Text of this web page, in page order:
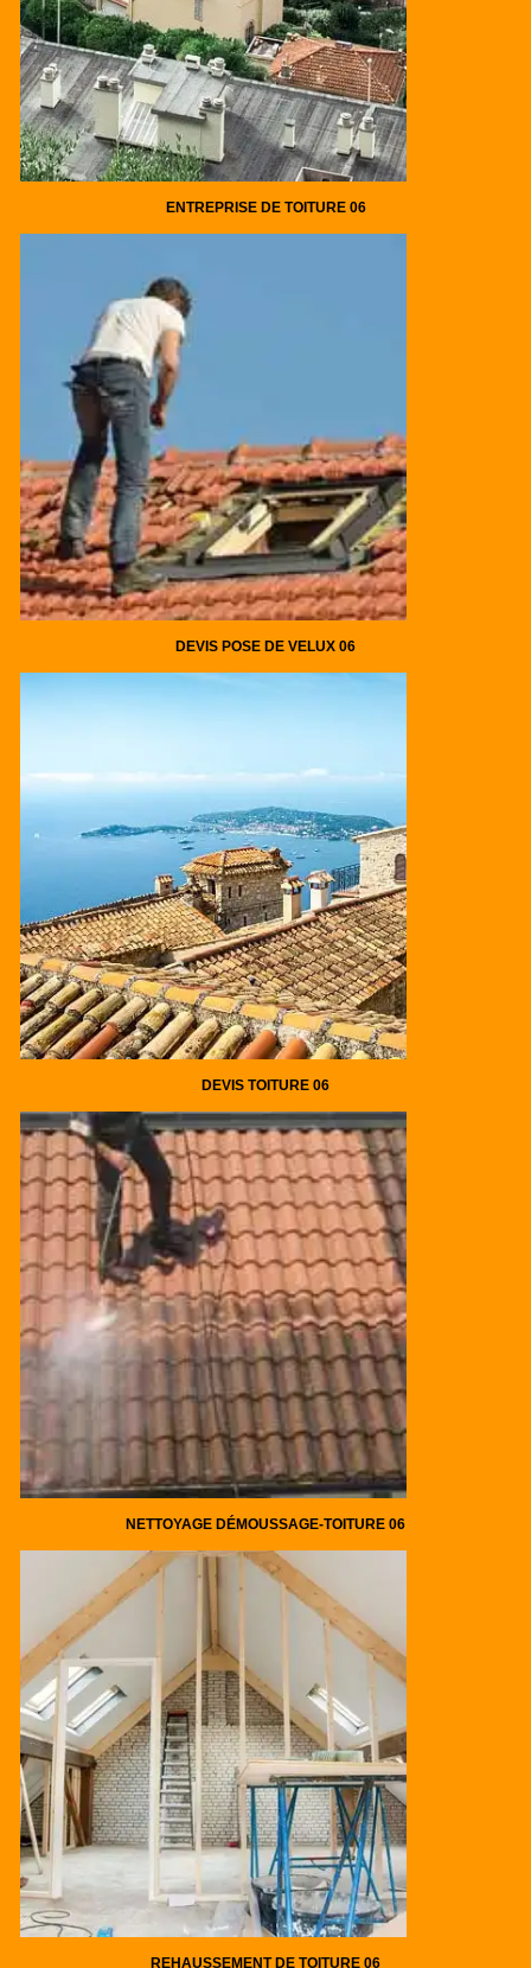
ENTREPRISE DE TOITURE 06
DEVIS POSE DE VELUX 06
DEVIS TOITURE 06
NETTOYAGE DÉMOUSSAGE-TOITURE 06
REHAUSSEMENT DE TOITURE 06